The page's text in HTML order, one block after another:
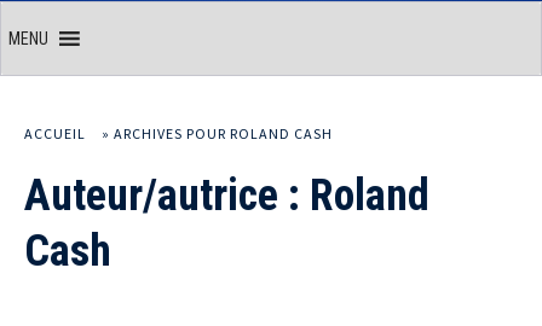
MENU
ACCUEIL » ARCHIVES POUR ROLAND CASH
Auteur/autrice : Roland
Cash